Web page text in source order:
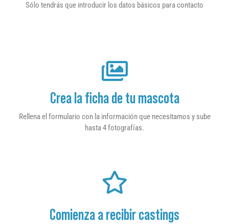
Sólo tendrás que introducir los datos básicos para contacto
Crea la ficha de tu mascota
Rellena el formulario con la información que necesitamos y sube
hasta 4 fotografías.
Comienza a recibir castings